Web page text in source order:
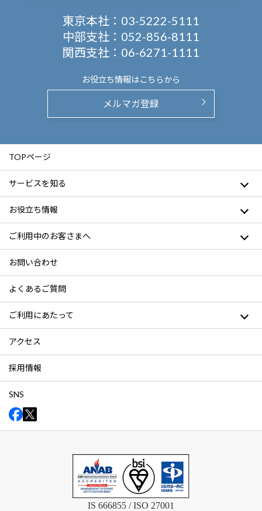
東京本社： 03-5222-5111
中部支社： 052-856-8111
関西支社： 06-6271-1111
お役立ち情報はこちらから
メルマガ登録
TOPページ
サービスを知る
お役立ち情報
ご利用中のお客さまへ
お問い合わせ
よくあるご質問
ご利用にあたって
アクセス
採用情報
SNS
IS 666855 / ISO 27001